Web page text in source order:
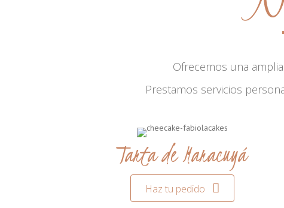
Ofrecemos una
Prestamos servicios
Tarta de Maracuyá
Haz tu pedido